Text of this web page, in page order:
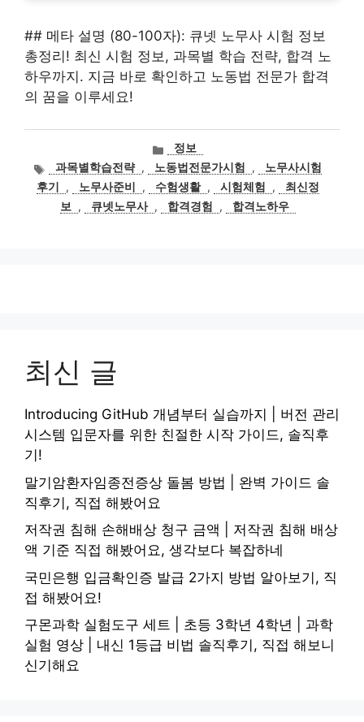
## 메타 설명 (80-100자): 큐넷 노무사 시험 정보
총정리! 최신 시험 정보, 과목별 학습 전략, 합격 노
하우까지. 지금 바로 확인하고 노동법 전문가 합격
의 꿈을 이루세요!
카
테
고
리
정보
태
그
과목별학습전략 , 노동법전문가시험 ,
노무사시험
후기
, 노무사준비 , 수험생활 , 시험체험 ,
최신정
보
, 큐넷노무사 , 합격경험 , 합격노하우
최신 글
Introducing GitHub 개념부터 실습까지 | 버전 관리
시스템 입문자를 위한 친절한 시작 가이드, 솔직후
기!
말기암환자임종전증상 돌봄 방법 | 완벽 가이드 솔
직후기, 직접 해봤어요
저작권 침해 손해배상 청구 금액 | 저작권 침해 배상
액 기준 직접 해봤어요, 생각보다 복잡하네
국민은행 입금확인증 발급 2가지 방법 알아보기, 직
접 해봤어요!
구몬과학 실험도구 세트 | 초등 3학년 4학년 | 과학
실험 영상 | 내신 1등급 비법 솔직후기, 직접 해보니
신기해요